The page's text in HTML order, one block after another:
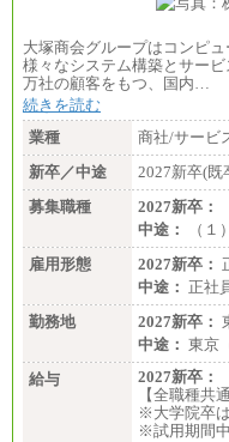
大塚商会グループはコンピ
様々なシステム構築とサー
万社の顧客をもつ、国内…
続きを読む
業種
商社/サービ
新卒／中途
2027新卒(既
募集職種
2027新卒：
中途：
（
雇用形態
2027新卒：
中途： 正社
勤務地
2027新卒：
中途： 東京
給与
2027新卒：
【全職種共
※大学院卒
※試用期間